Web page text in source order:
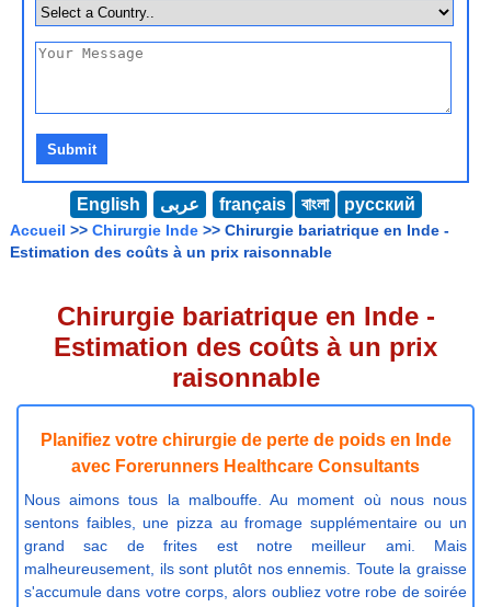
English عربى français বাংলা русский
Accueil >> Chirurgie Inde >> Chirurgie bariatrique en Inde -
Estimation des coûts à un prix raisonnable
Chirurgie bariatrique en Inde -
Estimation des coûts à un prix
raisonnable
Planifiez votre chirurgie de perte de poids en Inde
avec Forerunners Healthcare Consultants
Nous aimons tous la malbouffe. Au moment où nous nous
sentons faibles, une pizza au fromage supplémentaire ou un
grand sac de frites est notre meilleur ami. Mais
malheureusement, ils sont plutôt nos ennemis. Toute la graisse
s'accumule dans votre corps, alors oubliez votre robe de soirée